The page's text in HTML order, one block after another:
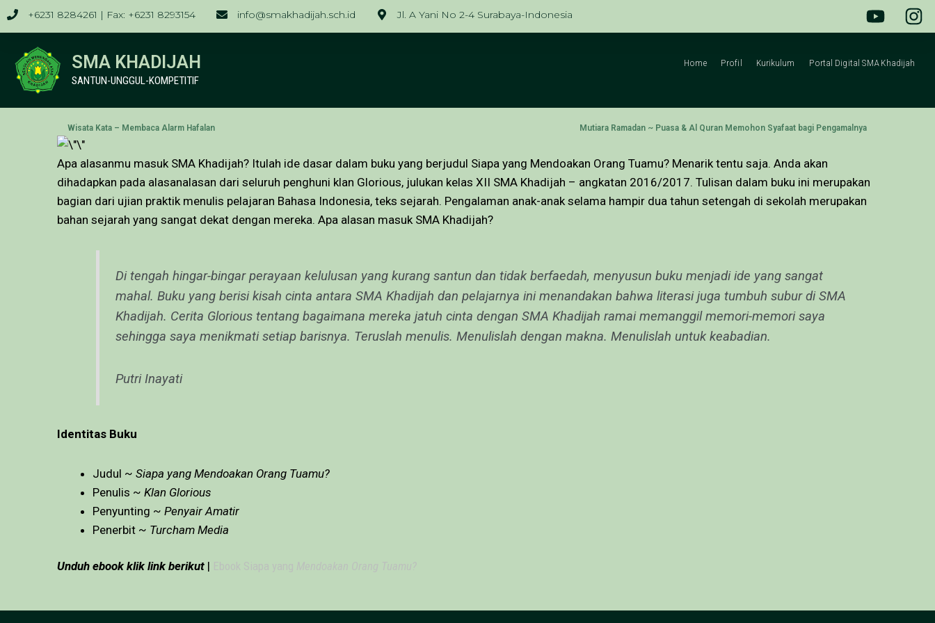
+6231 8284261 | Fax: +6231 8293154 info@smakhadijah.sch.id Jl. A Yani No 2-4 Surabaya-Indonesia
SMA KHADIJAH
SANTUN-UNGGUL-KOMPETITIF
Home Profil Kurikulum Portal Digital SMA Khadijah
Wisata Kata – Membaca Alarm Hafalan Mutiara Ramadan ~ Puasa & Al Quran Memohon Syafaat bagi Pengamalnya
Apa alasanmu masuk SMA Khadijah? Itulah ide dasar dalam buku yang berjudul Siapa yang Mendoakan Orang Tuamu? Menarik tentu saja. Anda akan
dihadapkan pada alasanalasan dari seluruh penghuni klan Glorious, julukan kelas XII SMA Khadijah – angkatan 2016/2017. Tulisan dalam buku ini merupakan
bagian dari ujian praktik menulis pelajaran Bahasa Indonesia, teks sejarah. Pengalaman anak-anak selama hampir dua tahun setengah di sekolah merupakan
bahan sejarah yang sangat dekat dengan mereka. Apa alasan masuk SMA Khadijah?
Di tengah hingar-bingar perayaan kelulusan yang kurang santun dan tidak berfaedah, menyusun buku menjadi ide yang sangat
mahal. Buku yang berisi kisah cinta antara SMA Khadijah dan pelajarnya ini menandakan bahwa literasi juga tumbuh subur di SMA
Khadijah. Cerita Glorious tentang bagaimana mereka jatuh cinta dengan SMA Khadijah ramai memanggil memori-memori saya
sehingga saya menikmati setiap barisnya. Teruslah menulis. Menulislah dengan makna. Menulislah untuk keabadian.
Putri Inayati
Identitas Buku
Judul ~ Siapa yang Mendoakan Orang Tuamu?
Penulis ~ Klan Glorious
Penyunting ~ Penyair Amatir
Penerbit ~ Turcham Media
Unduh ebook klik link berikut | Ebook Siapa yang Mendoakan Orang Tuamu?